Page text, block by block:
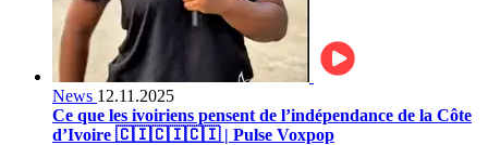
News 12.11.2025
Ce que les ivoiriens pensent de l’indépendance de la Côte
d’Ivoire 🇨🇮🇨🇮🇨🇮 | Pulse Voxpop